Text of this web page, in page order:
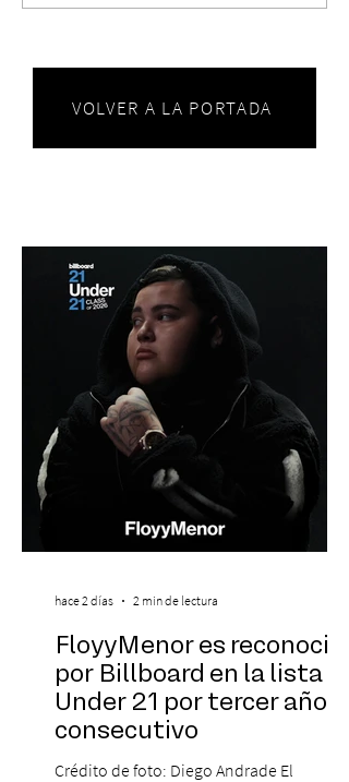
VOLVER A LA PORTADA
FloyyMenor es reconocido
por Billboard en la lista 21
Under 21 por tercer año
consecutivo
Crédito de foto: Diego Andrade El
hace 2 días 2 min de lectura